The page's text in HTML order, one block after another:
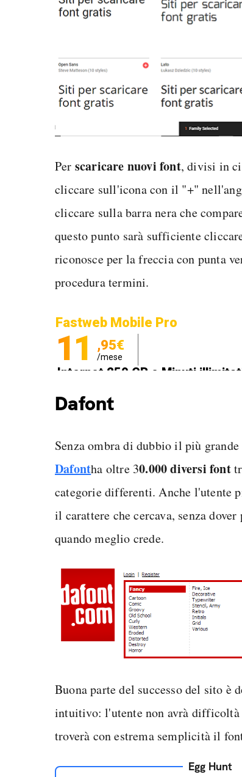
Per scaricare nuovi font, divisi in
cliccare sull'icona con il "+"
cliccare sulla barra nera che
questo punto sarà sufficiente
riconosce per la freccia con punta
procedura termini.
Fastweb Mobile Pro
11 ,95€
/mese
Internet 250 GB e Minuti
Dafont
Senza ombra di dubbio il più
Dafontha oltre 30.000 diversi font
categorie differenti. Anche l'utente
il carattere che cercava, senza
quando meglio crede.
Buona parte del successo del sito è
intuitivo: l'utente non avrà
troverà con estrema semplicità il
Egg Hunt